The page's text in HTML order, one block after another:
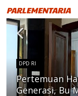
PARLEMENTARIA
DPD RI
Pertemuan
Generasi, Bu